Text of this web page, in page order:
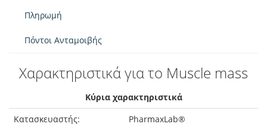
Πληρωμή
Πόντοι Ανταμοιβής
Χαρακτηριστικά για το Muscle mass
Κύρια χαρακτηριστικά
Κατασκευαστής:
PharmaxLab®